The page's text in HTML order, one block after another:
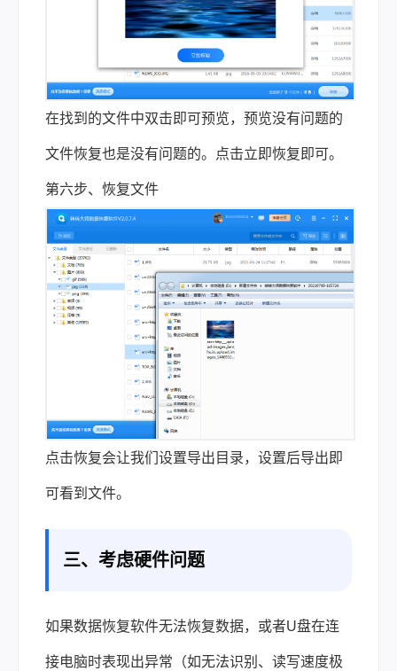
在找到的文件中双击即可预览，预览没有问题的
文件恢复也是没有问题的。点击立即恢复即可。
第六步、恢复文件
点击恢复会让我们设置导出目录，设置后导出即
可看到文件。
三、考虑硬件问题
如果数据恢复软件无法恢复数据，或者U盘在连
接电脑时表现出异常（如无法识别、读写速度极